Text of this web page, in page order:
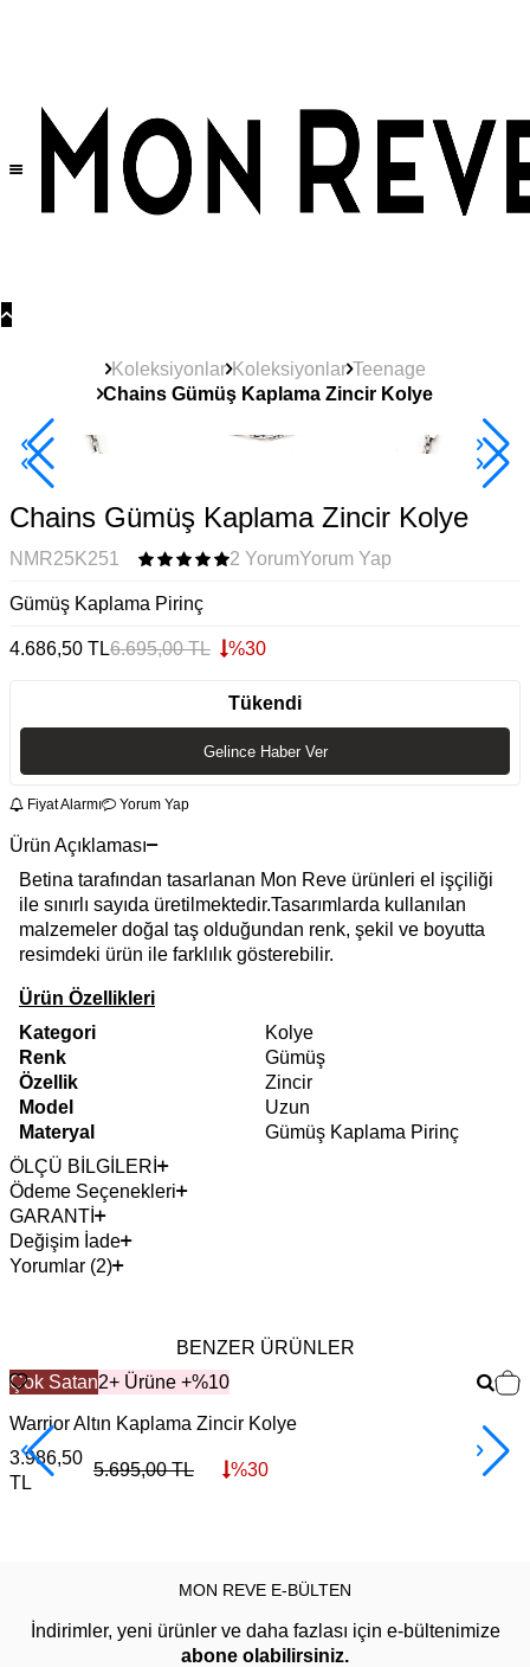
Koleksiyonlar Koleksiyonlar Teenage
Chains Gümüş Kaplama Zincir Kolye
2+ Ürüne +%10
Chains Gümüş Kaplama Zincir Kolye
NMR25K251 2 YorumYorum Yap
Gümüş Kaplama Pirinç
4.686,50 TL6.695,00TL %30
Tükendi
Gelince Haber Ver
Fiyat Alarmı Yorum Yap
Ürün Açıklaması
Betina tarafından tasarlanan Mon Reve ürünleri el işçiliği
ile sınırlı sayıda üretilmektedir.Tasarımlarda kullanılan
malzemeler doğal taş olduğundan renk, şekil ve boyutta
resimdeki ürün ile farklılık gösterebilir.
Ürün Özellikleri
Kategori
Kolye
Renk
Gümüş
Özellik
Zincir
Model
Uzun
Materyal
Gümüş Kaplama Pirinç
ÖLÇÜ BİLGİLERİ
Ödeme Seçenekleri
GARANTİ
Değişim İade
Yorumlar (2)
BENZER ÜRÜNLER
Çok Satan2+ Ürüne +%10
Warrior Altın Kaplama Zincir Kolye
3.986,50
TL
5.695,00TL %30
MON REVE E-BÜLTEN
İndirimler, yeni ürünler ve daha fazlası için e-bültenimize
abone olabilirsiniz.